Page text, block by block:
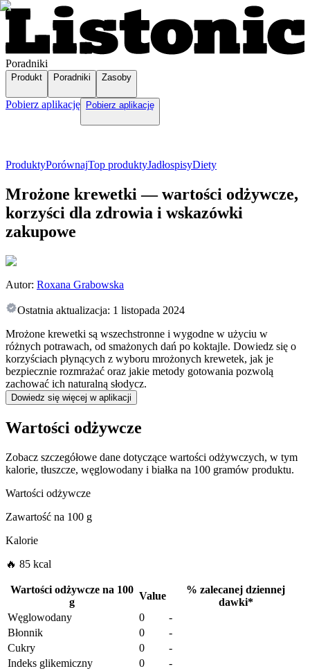
Poradniki
Produkt Poradniki Zasoby
Pobierz aplikację Pobierz aplikację
ProduktyPorównajTop produktyJadłospisyDiety
Mrożone krewetki — wartości odżywcze,
korzyści dla zdrowia i wskazówki
zakupowe
Autor: Roxana Grabowska
Ostatnia aktualizacja: 1 listopada 2024
Mrożone krewetki są wszechstronne i wygodne w użyciu w
różnych potrawach, od smażonych dań po koktajle. Dowiedz się o
korzyściach płynących z wyboru mrożonych krewetek, jak je
bezpiecznie rozmrażać oraz jakie metody gotowania pozwolą
zachować ich naturalną słodycz.
Dowiedz się więcej w aplikacji
Wartości odżywcze
Zobacz szczegółowe dane dotyczące wartości odżywczych, w tym
kalorie, tłuszcze, węglowodany i białka na 100 gramów produktu.
Wartości odżywcze
Zawartość na 100 g
Kalorie
🔥 85 kcal
Wartości odżywcze na 100
g
Value
% zalecanej dziennej
dawki*
Węglowodany
0
-
Błonnik
0
-
Cukry
0
-
Indeks glikemiczny
0
-